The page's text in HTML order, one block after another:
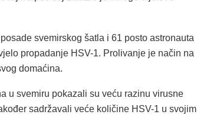
svemirskog šatla i 61 posto astronauta
propadanje HSV-1. Prolivanje je način na
domaćina.
u svemiru pokazali su veću razinu virusne
sadržavali veće količine HSV-1 u svojim